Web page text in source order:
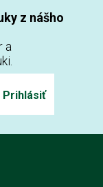
z nášho
a
Prihlásiť